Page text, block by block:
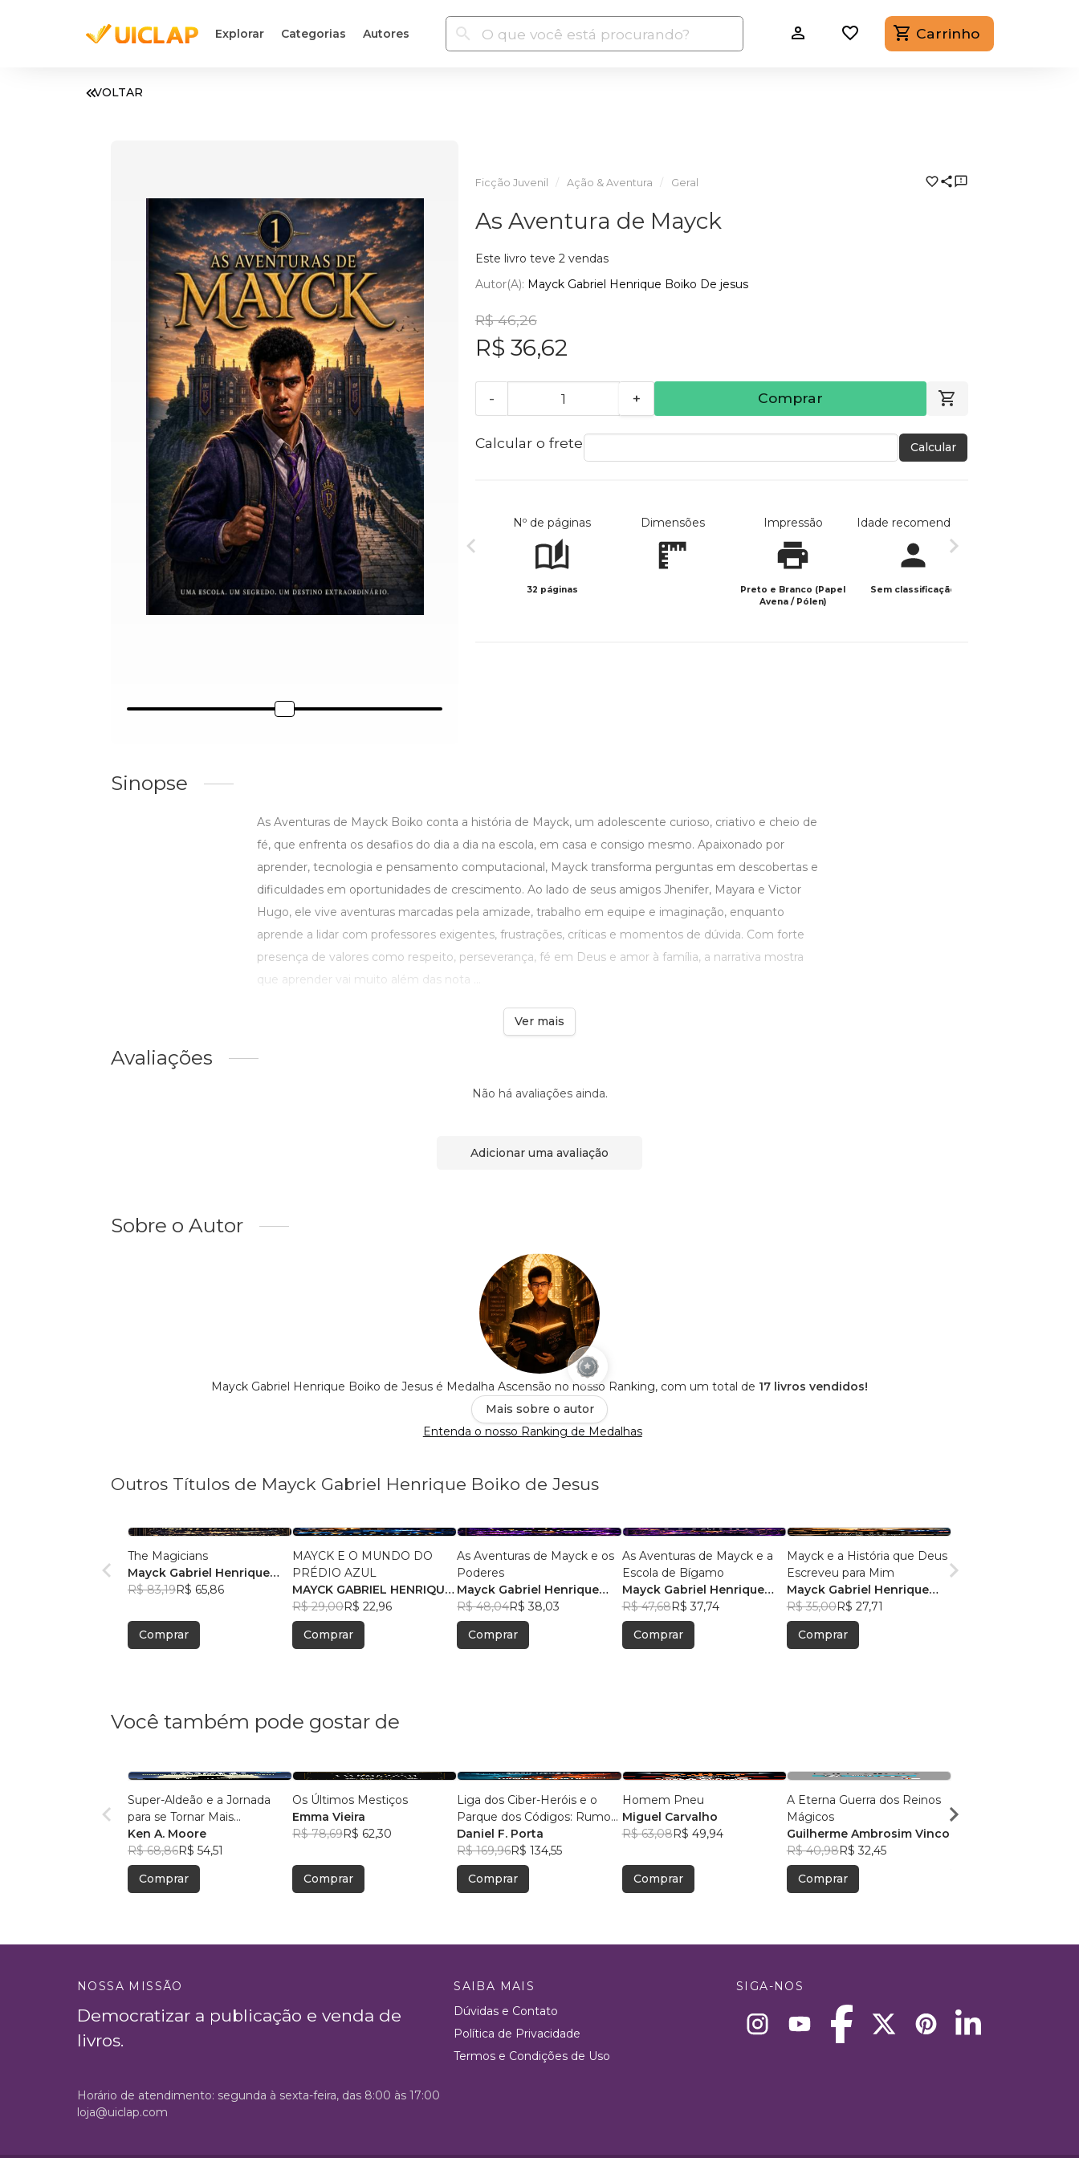
Explorar Categorias Autores Carrinho
VOLTAR
Ficção Juvenil Ação & Aventura Geral
As Aventura de Mayck
Este livro teve 2 vendas
Autor(a): Mayck Gabriel Henrique Boiko De jesus
R$ 46,26
R$ 36,62
- + Comprar
Calcular o frete Calcular
Nº de páginas
32 páginas
Dimensões Impressão
Preto e Branco (Papel
Avena / Pólen)
Idade recomendada
Sem classificação
Sinopse
As Aventuras de Mayck Boiko conta a história de Mayck, um adolescente curioso, criativo e cheio de
fé, que enfrenta os desafios do dia a dia na escola, em casa e consigo mesmo. Apaixonado por
aprender, tecnologia e pensamento computacional, Mayck transforma perguntas em descobertas e
dificuldades em oportunidades de crescimento. Ao lado de seus amigos Jhenifer, Mayara e Victor
Hugo, ele vive aventuras marcadas pela amizade, trabalho em equipe e imaginação, enquanto
aprende a lidar com professores exigentes, frustrações, críticas e momentos de dúvida. Com forte
presença de valores como respeito, perseverança, fé em Deus e amor à família, a narrativa mostra
que aprender vai muito além das nota ...
Ver mais
Avaliações
Não há avaliações ainda.
Adicionar uma avaliação
Sobre o Autor
Mayck Gabriel Henrique Boiko de Jesus é Medalha Ascensão no nosso Ranking, com um total de 17 livros vendidos!
Mais sobre o autor
Entenda o nosso Ranking de Medalhas
Outros Títulos de Mayck Gabriel Henrique Boiko de Jesus
The Magicians
Mayck Gabriel Henrique
Boiko De Jesus
R$ 83,19R$ 65,86
Comprar
MAYCK E O MUNDO DO
PRÉDIO AZUL
MAYCK GABRIEL HENRIQUE
BOIKO DE JESUS
R$ 29,00R$ 22,96
Comprar
As Aventuras de Mayck e os
Poderes
Mayck Gabriel Henrique
Boiko de Jesus
R$ 48,04R$ 38,03
Comprar
As Aventuras de Mayck e a
Escola de Bígamo
Mayck Gabriel Henrique
Boiko de Jesus
R$ 47,68R$ 37,74
Comprar
Mayck e a História que Deus
Escreveu para Mim
Mayck Gabriel Henrique
Boiko de Jesus
R$ 35,00R$ 27,71
Comprar
Você também pode gostar de
Super-Aldeão e a Jornada
para se Tornar Mais
Interessante!
Ken A. Moore
R$ 68,86R$ 54,51
Comprar
Os Últimos Mestiços
Emma Vieira
R$ 78,69R$ 62,30
Comprar
Liga dos Ciber-Heróis e o
Parque dos Códigos: Rumo
ao Desconhecido
Daniel F. Porta
R$ 169,96R$ 134,55
Comprar
Homem Pneu
Miguel Carvalho
R$ 63,08R$ 49,94
Comprar
A Eterna Guerra dos Reinos
Mágicos
Guilherme Ambrosim Vinco
R$ 40,98R$ 32,45
Comprar
Simone Saueressig
NOSSA MISSÃO
Democratizar a publicação e venda de
livros.
SAIBA MAIS
Dúvidas e Contato
Política de Privacidade
Termos e Condições de Uso
SIGA-NOS
Horário de atendimento: segunda à sexta-feira, das 8:00 às 17:00
loja@uiclap.com